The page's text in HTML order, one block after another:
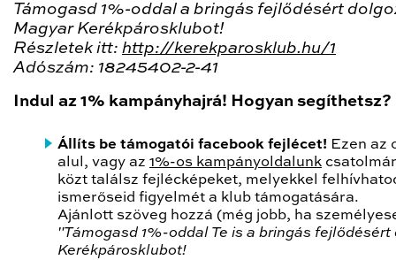
Támogasd 1%-oddal a bringás fejlődésért
Magyar Kerékpárosklubot!
Részletek itt: http://kerekparosklub.hu/1
Adószám: 18245402-2-41
Indul az 1% kampányhajrá! Hogyan segíthetsz?
Állíts be támogatói facebook fejlécet! Ezen az
alul, vagy az 1%-os kampányoldalunk
közt találsz fejlécképeket, melyekkel
ismerőseid figyelmét a klub támogatására.
Ajánlott szöveg hozzá (még jobb, ha
"Támogasd 1%-oddal Te is a bringás fejlődésért
Kerékpárosklubot!